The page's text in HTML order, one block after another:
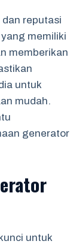
reputasi
memiliki
memberikan
untuk
mudah.
generator
untuk